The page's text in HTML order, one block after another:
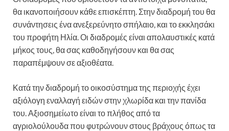
θα ικανοποιήσουν κάθε επισκέπτη. Στην διαδρομή του θα
συνάντησεις ένα ανεξερεύνητο σπήλαιο, και το εκκλησάκι
του προφήτη Ηλία. Οι διαδρομές είναι απολαυστικές κατά
μήκος τους, θα σας καθοδηγήσουν και θα σας
παραπέμψουν σε αξιοθέατα.
Κατά την διαδρομή το οικοσύστημα της περιοχής έχει
αξιόλογη εναλλαγή ειδών στην χλωρίδα και την πανίδα
του. Αξιοσημείωτο είναι το πλήθος από τα
αγριολούλουδα που φυτρώνουν στους βράχους όπως τα